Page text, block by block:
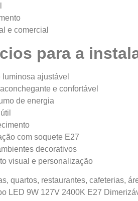
e comercial
para a
ajustável
e confortável
de energia
com soquete E27
decorativos
visual e personalização
quartos, restaurantes, cafeterias,
LED 9W 127V 2400K E27